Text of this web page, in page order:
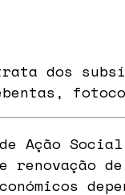
dos
Social